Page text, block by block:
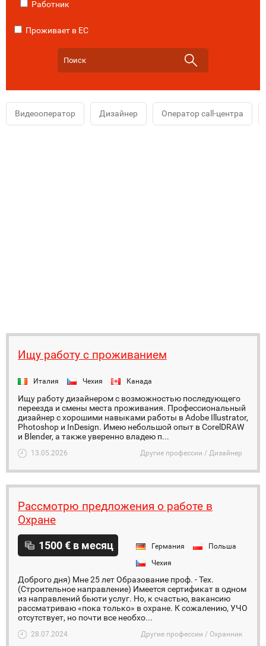
Работник
Проживает в ЕС
Видеооператор Дизайнер Оператор call-центра
Ищу работу с проживанием
Италия Чехия Канада
Ищу работу дизайнером с возможностью последующего
переезда и смены места проживания. Профессиональный
дизайнер с хорошими навыками работы в Adobe Illustrator,
Photoshop и InDesign. Имею небольшой опыт в CorelDRAW
и Blender, а также уверенно владею п...
13.05.2026 Другие профессии / Дизайнер
Рассмотрю предложения о работе в
Охране
1500 € в месяц Германия
Польша
Чехия
Доброго дня) Мне 25 лет Образование проф. - Тех.
(Строительное направление) Имеется сертификат в одном
из направлений бьюти услуг. Но, к счастью, вакансию
рассматриваю «пока только» в охране. К сожалению, УЧО
отсутствует, но почти все необхо...
28.07.2024 Другие профессии / Охранник